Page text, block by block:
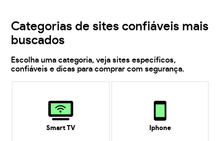
Categorias de sites confiáveis mais
buscados
Escolha uma categoria, veja sites específicos,
confiáveis e dicas para comprar com segurança.
Smart TV Iphone